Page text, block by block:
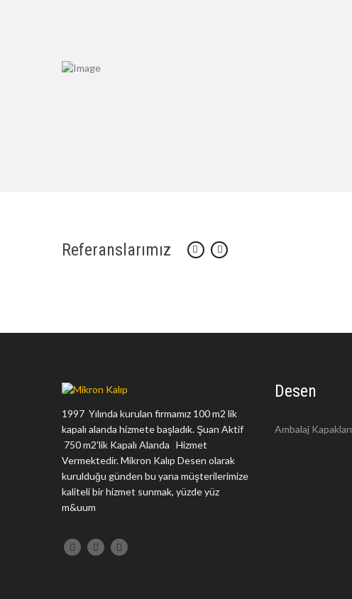
Referanslarımız
1997 Yılında kurulan firmamız 100 m2 lik
kapalı alanda hizmete başladık. Şuan Aktif
750 m2'lik Kapalı Alanda Hizmet
Vermektedir. Mikron Kalıp Desen olarak
kurulduğu günden bu yana müşterilerimize
kaliteli bir hizmet sunmak, yüzde yüz
m&uum
Desen
Ambalaj Kapakları